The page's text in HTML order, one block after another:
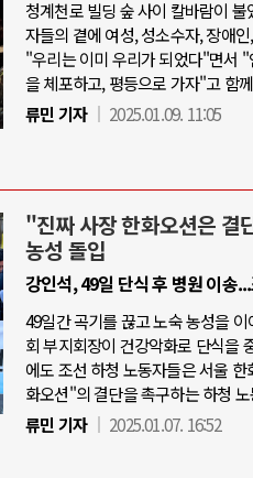
청계천로 빌딩 숲 사이 칼바람이
자들의 곁에 여성, 성소수자, 장애
"우리는 이미 우리가 되었다"면서
을 체포하고, 평등으로 가자"고 함
류민 기자
2025.01.09. 11:05
"진짜 사장 한화오션은 결
농성 돌입
강인석, 49일 단식 후 병원 이송
49일간 곡기를 끊고 노숙 농성을
회 부지회장이 건강악화로 단식을
에도 조선 하청 노동자들은 서울
화오션"의 결단을 촉구하는 하청
류민 기자
2025.01.07. 16:52